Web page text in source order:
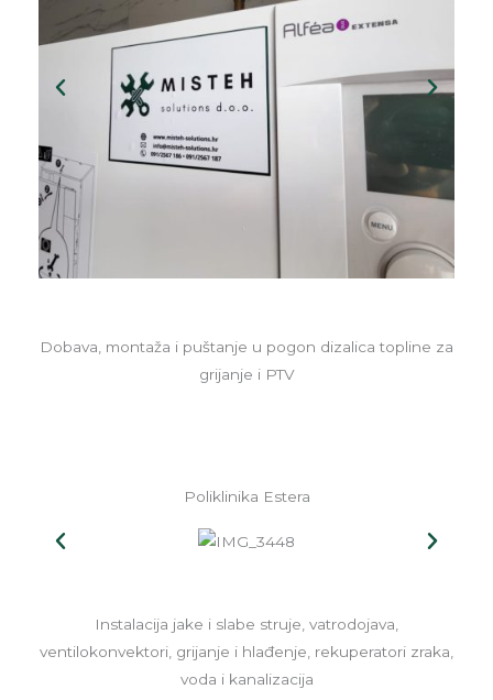
Dobava, montaža i puštanje u pogon dizalica topline za
grijanje i PTV
Poliklinika Estera
Instalacija jake i slabe struje, vatrodojava,
ventilokonvektori, grijanje i hlađenje, rekuperatori zraka,
voda i kanalizacija